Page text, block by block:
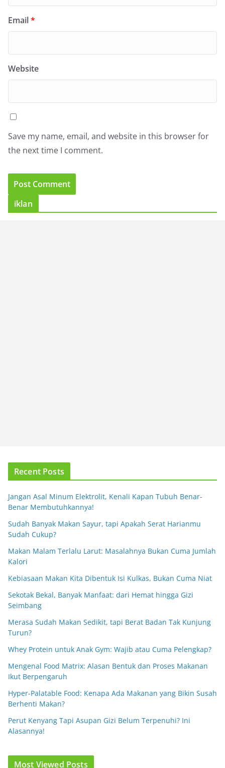
Email*
Website
Save my name, email, and website in this browser for
the next time I comment.
iklan
Recent Posts
Jangan Asal Minum Elektrolit, Kenali Kapan Tubuh Benar-
Benar Membutuhkannya!
Sudah Banyak Makan Sayur, tapi Apakah Serat Harianmu
Sudah Cukup?
Makan Malam Terlalu Larut: Masalahnya Bukan Cuma Jumlah
Kalori
Kebiasaan Makan Kita Dibentuk Isi Kulkas, Bukan Cuma Niat
Sekotak Bekal, Banyak Manfaat: dari Hemat hingga Gizi
Seimbang
Merasa Sudah Makan Sedikit, tapi Berat Badan Tak Kunjung
Turun?
Whey Protein untuk Anak Gym: Wajib atau Cuma Pelengkap?
Mengenal Food Matrix: Alasan Bentuk dan Proses Makanan
Ikut Berpengaruh
Hyper-Palatable Food: Kenapa Ada Makanan yang Bikin Susah
Berhenti Makan?
Perut Kenyang Tapi Asupan Gizi Belum Terpenuhi? Ini
Alasannya!
Most Viewed Posts